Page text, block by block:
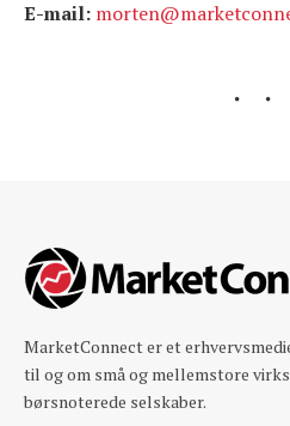
E-mail:
MarketConnect er et
til og om små og mellemstore
børsnoterede selskaber.